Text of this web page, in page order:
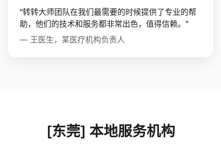
"转转大师团队在我们最需要的时候提供了专业的帮
助，他们的技术和服务都非常出色，值得信赖。"
— 王医生，某医疗机构负责人
[东莞] 本地服务机构